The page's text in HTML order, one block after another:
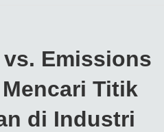
and
Emissions
Titik
di Industri